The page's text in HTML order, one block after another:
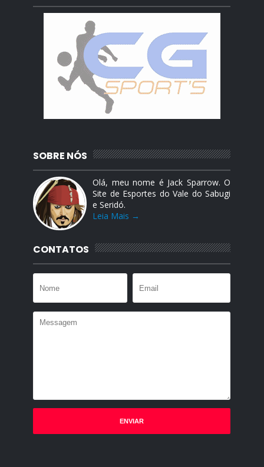
SOBRE NÓS
Olá, meu nome é Jack Sparrow. O
Site de Esportes do Vale do Sabugi
e Seridó.
Leia Mais →
CONTATOS